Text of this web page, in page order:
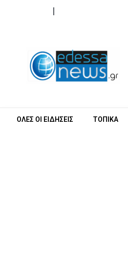
ΟΛΕΣ ΟΙ ΕΙΔΗΣΕΙΣ ΤΟΠΙΚΑ